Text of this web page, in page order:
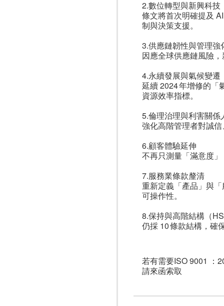
2.數位轉型與新興科技
條文將首次明確提及
制與決策支援。
3.供應鏈韌性與管理強
因應全球供應鏈風險
4.永續發展與氣候變遷
延續 2024 年增修的「
資源效率指標。
5.倫理治理與利害關係
強化高階管理者對誠
6.顧客體驗延伸
不再只測量「滿意度
7.服務業條款釐清
重新定義「產品」與
可操作性。
8.保持與高階結構（
仍採 10 條款結構，確
若有需要ISO 9001 ：
請來函索取